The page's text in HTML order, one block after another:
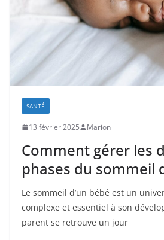
SANTÉ
13 février 2025 Marion
Comment gérer les
phases du sommeil
Le sommeil d’un bébé est un
complexe et essentiel à son
parent se retrouve un jour